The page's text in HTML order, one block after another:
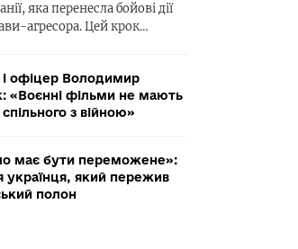
яка перенесла бойові дії
агресора. Цей крок…
офіцер Володимир
«Воєнні фільми не мають
спільного з війною»
має бути переможене»:
українця, який пережив
полон